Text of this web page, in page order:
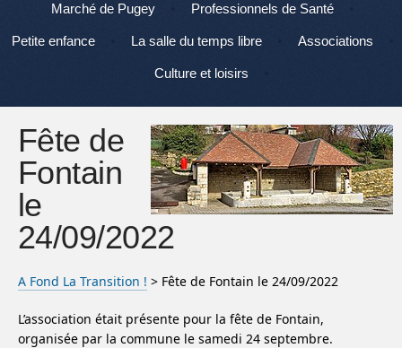
Marché de Pugey Professionnels de Santé
Petite enfance La salle du temps libre Associations
Culture et loisirs
Fête de
Fontain
le
24/09/2022
A Fond La Transition ! > Fête de Fontain le 24/09/2022
L’association était présente pour la fête de Fontain,
organisée par la commune le samedi 24 septembre.